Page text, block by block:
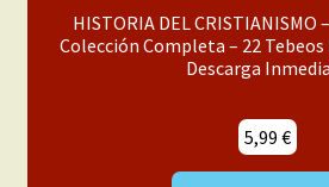
Mi cuentaHISTORIA DEL CRISTIANISMO
Colección Completa – 22
Descarga
5,99 €